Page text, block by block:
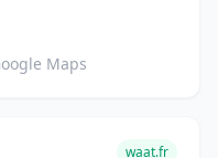
Maps
waat.fr